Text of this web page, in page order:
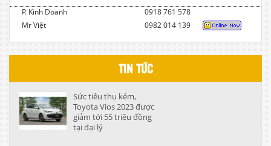
P. Kinh Doanh
0918 761 578
Mr Việt
0982 014 139
TIN TỨC
Sức tiêu thụ kém,
Toyota Vios 2023 được
giảm tới 55 triệu đồng
tại đại lý